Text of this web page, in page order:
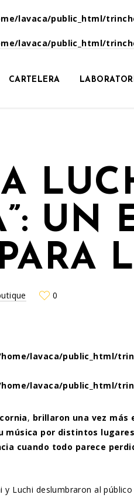
lavaca/public_html/
lavaca/public_html/
CARTELERA
UN
0
lavaca/public_html/
lavaca/public_html/
, brillaron una vez más
música por distintos
cuando todo parece
Luchi deslumbraron al